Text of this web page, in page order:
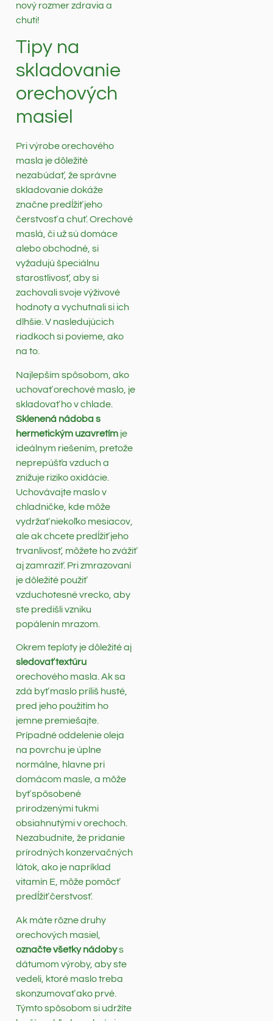
nový rozmer zdravia a
chuti!
Tipy na
skladovanie
orechových
masiel
Pri výrobe orechového
masla je dôležité
nezabúdať, že správne
skladovanie dokáže
značne predĺžiť jeho
čerstvosť a chuť. Orechové
maslá, či už sú domáce
alebo obchodné, si
vyžadujú špeciálnu
starostlivosť, aby si
zachovali svoje výživové
hodnoty a vychutnali si ich
dlhšie. V nasledujúcich
riadkoch si povieme, ako
na to.
Najlepším spôsobom, ako
uchovať orechové maslo, je
skladovať ho v chlade.
Sklenená nádoba s
hermetickým uzavretím je
ideálnym riešením, pretože
neprepúšťa vzduch a
znižuje riziko oxidácie.
Uchovávajte maslo v
chladničke, kde môže
vydržať niekoľko mesiacov,
ale ak chcete predĺžiť jeho
trvanlivosť, môžete ho zvážiť
aj zamraziť. Pri zmrazovaní
je dôležité použiť
vzduchotesné vrecko, aby
ste predišli vzniku
popálenín mrazom.
Okrem teploty je dôležité aj
sledovať textúru
orechového masla. Ak sa
zdá byť maslo príliš husté,
pred jeho použitím ho
jemne premiešajte.
Prípadné oddelenie oleja
na povrchu je úplne
normálne, hlavne pri
domácom masle, a môže
byť spôsobené
prirodzenými tukmi
obsiahnutými v orechoch.
Nezabudnite, že pridanie
prírodných konzervačných
látok, ako je napríklad
vitamín E, môže pomôcť
predĺžiť čerstvosť.
Ak máte rôzne druhy
orechových masiel,
označte všetky nádobys
dátumom výroby, aby ste
vedeli, ktoré maslo treba
skonzumovať ako prvé.
Týmto spôsobom si udržíte